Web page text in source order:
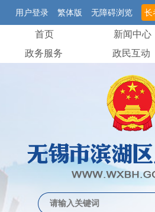
用户登录 繁体版 无障碍浏览 长
首页 新闻中心
政务服务
政民互动